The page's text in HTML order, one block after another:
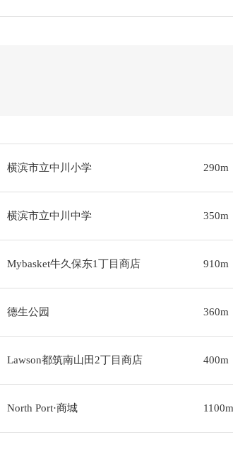
横滨市立中川小学 290m
横滨市立中川中学 350m
Mybasket牛久保东1丁目商店 910m
德生公园 360m
Lawson都筑南山田2丁目商店 400m
North Port·商城 1100m